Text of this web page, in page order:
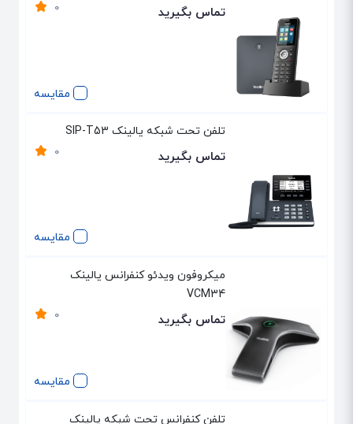
مقایسه
0 تماس بگیرید
مقایسه
تلفن تحت شبکه یالینک SIP-T53
0 تماس بگیرید
مقایسه
میکروفون ویدئو کنفرانس یالینک
VCM34
0 تماس بگیرید
تلفن کنفرانس تحت شبکه یالینک